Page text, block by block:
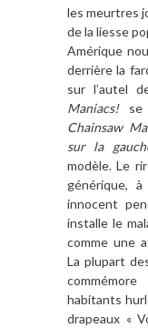
les meurtres
de la liesse
Amérique
derrière la
sur l’autel
Maniacs!se
Chainsaw
sur la
modèle. Le
générique,
innocent
installe le
comme une
La plupart
habitants
drapeaux «